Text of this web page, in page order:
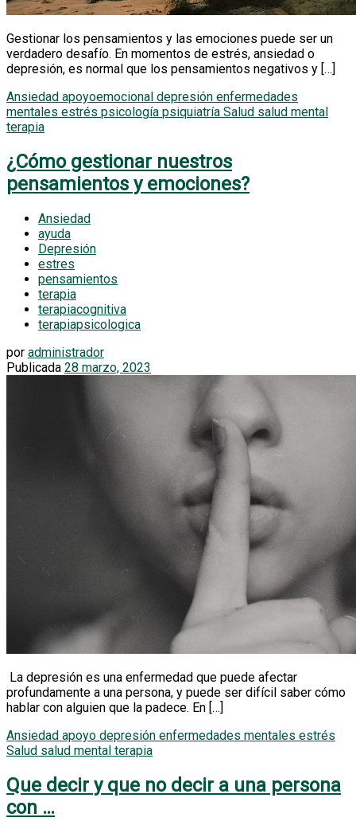
Gestionar los pensamientos y las emociones puede ser un
verdadero desafío. En momentos de estrés, ansiedad o
depresión, es normal que los pensamientos negativos y […]
Ansiedad apoyoemocional depresión enfermedades
mentales estrés psicología psiquiatría Salud salud mental
terapia
¿Cómo gestionar nuestros
pensamientos y emociones?
Ansiedad
ayuda
Depresión
estres
pensamientos
terapia
terapiacognitiva
terapiapsicologica
por administrador
Publicada 28 marzo, 2023
La depresión es una enfermedad que puede afectar
profundamente a una persona, y puede ser difícil saber cómo
hablar con alguien que la padece. En […]
Ansiedad apoyo depresión enfermedades mentales estrés
Salud salud mental terapia
Que decir y que no decir a una persona
con …